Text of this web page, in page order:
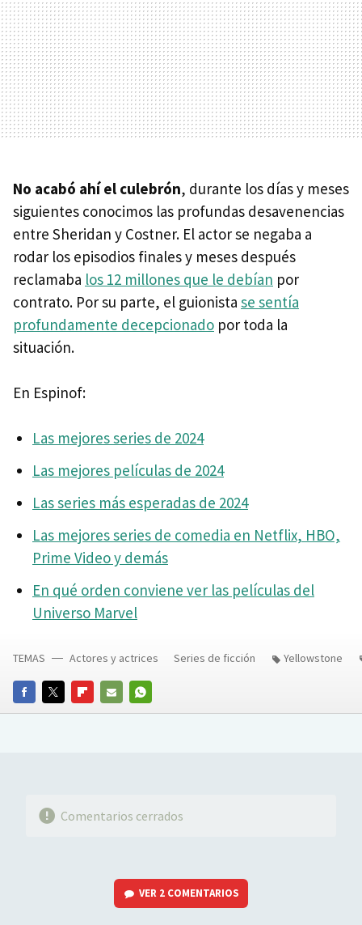
No acabó ahí el culebrón, durante los días y meses
siguientes conocimos las profundas desavenencias
entre Sheridan y Costner. El actor se negaba a
rodar los episodios finales y meses después
reclamaba los 12 millones que le debían por
contrato. Por su parte, el guionista se sentía
profundamente decepcionado por toda la
situación.
En Espinof:
Las mejores series de 2024
Las mejores películas de 2024
Las series más esperadas de 2024
Las mejores series de comedia en Netflix, HBO,
Prime Video y demás
En qué orden conviene ver las películas del
Universo Marvel
FACEBOOKTWITTERFLIPBOARD
E-
WHATSAPP
TEMAS Actores y actrices Series de ficción Yellowstone
Comentarios cerrados
VER 2 COMENTARIOS